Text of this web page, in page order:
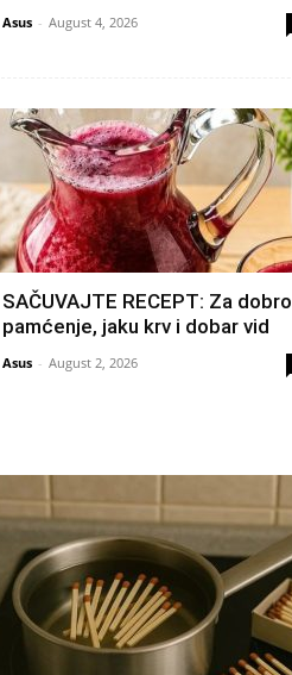
Asus - August 4, 2026
SAČUVAJTE RECEPT: Za dobro
pamćenje, jaku krv i dobar vid
Asus - August 2, 2026